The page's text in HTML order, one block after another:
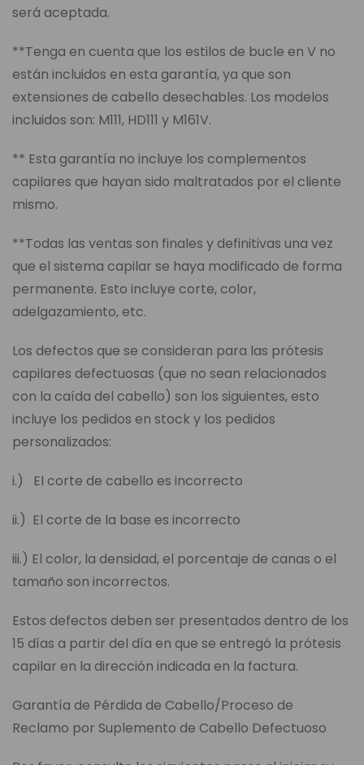
será aceptada.
**Tenga en cuenta que los estilos de bucle en V no
están incluidos en esta garantía, ya que son
extensiones de cabello desechables. Los modelos
incluidos son: M111, HD111 y M161V.
** Esta garantía no incluye los complementos
capilares que hayan sido maltratados por el cliente
mismo.
**Todas las ventas son finales y definitivas una vez
que el sistema capilar se haya modificado de forma
permanente. Esto incluye corte, color,
adelgazamiento, etc.
Los defectos que se consideran para las prótesis
capilares defectuosas (que no sean relacionados
con la caída del cabello) son los siguientes, esto
incluye los pedidos en stock y los pedidos
personalizados:
i.) El corte de cabello es incorrecto
ii.) El corte de la base es incorrecto
iii.) El color, la densidad, el porcentaje de canas o el
tamaño son incorrectos.
Estos defectos deben ser presentados dentro de los
15 días a partir del día en que se entregó la prótesis
capilar en la dirección indicada en la factura.
Garantía de Pérdida de Cabello/Proceso de
Reclamo por Suplemento de Cabello Defectuoso